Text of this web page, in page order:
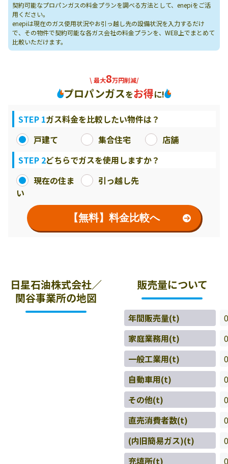
契約可能なプロパンガスの料金プランを調べる方法として、enepiをご活
用ください。
enepiは現在のガス使用状況やお引っ越し先の設備状況を入力するだけ
で、その物件で契約可能な各ガス会社の料金プランを、WEB上でまとめて
比較いただけます。
\ 最大8万円削減/
プロパンガスをお得に!
STEP 1ガス料金を比較したい物件は？
戸建て
集合住宅
店舗
STEP 2どちらでガスを使用しますか？
現在の住ま
い
引っ越し先
【無料】料金比較へ
日星石油株式会社／
関谷事業所の地図
販売量について
年間販売量(t)
0
家庭業務用(t)
0
一般工業用(t)
0
自動車用(t)
0
その他(t)
0
直売消費者数(t)
0
(内旧簡易ガス)(t)
0
充填所(t)
0